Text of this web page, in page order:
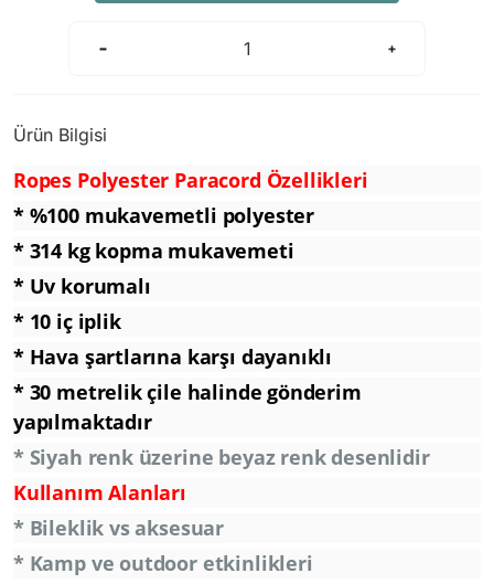
Ürün Bilgisi
Ropes Polyester Paracord Özellikleri
* %100 mukavemetli polyester
* 314 kg kopma mukavemeti
* Uv korumalı
* 10 iç iplik
* Hava şartlarına karşı dayanıklı
* 30 metrelik çile halinde gönderim
yapılmaktadır
* Siyah renk üzerine beyaz renk desenlidir
Kullanım Alanları
* Bileklik vs aksesuar
* Kamp ve outdoor etkinlikleri